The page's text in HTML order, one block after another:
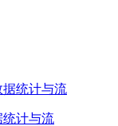
统计与流